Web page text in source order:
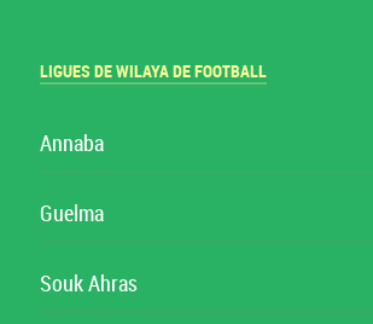
LIGUES DE WILAYA DE FOOTBALL
Annaba
Guelma
Souk Ahras